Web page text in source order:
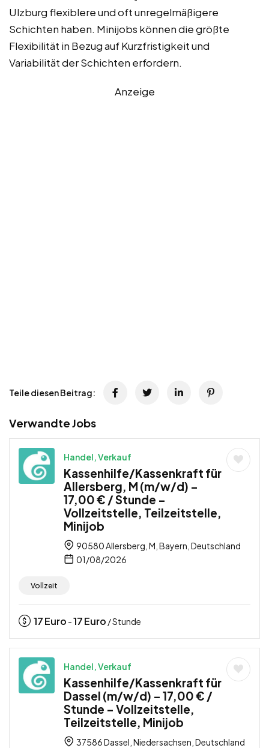
Ulzburg flexiblere und oft unregelmäßigere
Schichten haben. Minijobs können die größte
Flexibilität in Bezug auf Kurzfristigkeit und
Variabilität der Schichten erfordern.
Anzeige
Teile diesen Beitrag:
Verwandte Jobs
Handel, Verkauf
Kassenhilfe/Kassenkraft für
Allersberg, M (m/w/d) –
17,00 € / Stunde –
Vollzeitstelle, Teilzeitstelle,
Minijob
90580 Allersberg, M, Bayern, Deutschland
01/08/2026
Vollzeit
17Euro -17Euro / Stunde
Handel, Verkauf
Kassenhilfe/Kassenkraft für
Dassel (m/w/d) – 17,00 € /
Stunde – Vollzeitstelle,
Teilzeitstelle, Minijob
37586 Dassel, Niedersachsen, Deutschland